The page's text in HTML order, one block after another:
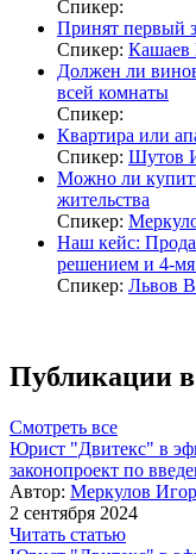
Спикер:
Принят первый
Спикер: Кашаев
Должен ли
всей комнаты
Спикер:
Квартира или
Спикер: Шутов
Можно ли
жительства
Спикер:
Наш кейс:
решением и 4-
Спикер: Львов
Публикации
Смотреть все
Юрист "Двитекс" в
законопроект по
Автор: Меркулов
2 сентября 2024
Читать статью